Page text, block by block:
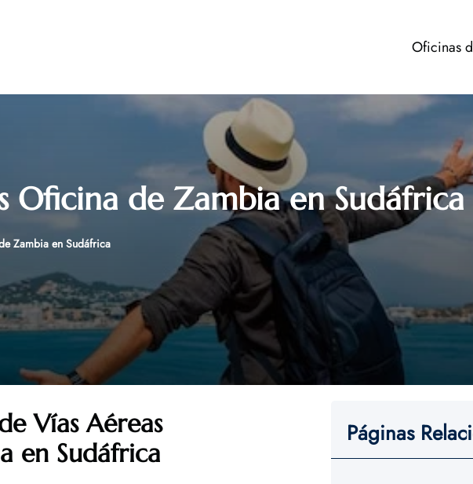
Oficinas
Oficina de Zambia en Sudáfrica
Zambia en Sudáfrica
Vías Aéreas
en Sudáfrica
Páginas